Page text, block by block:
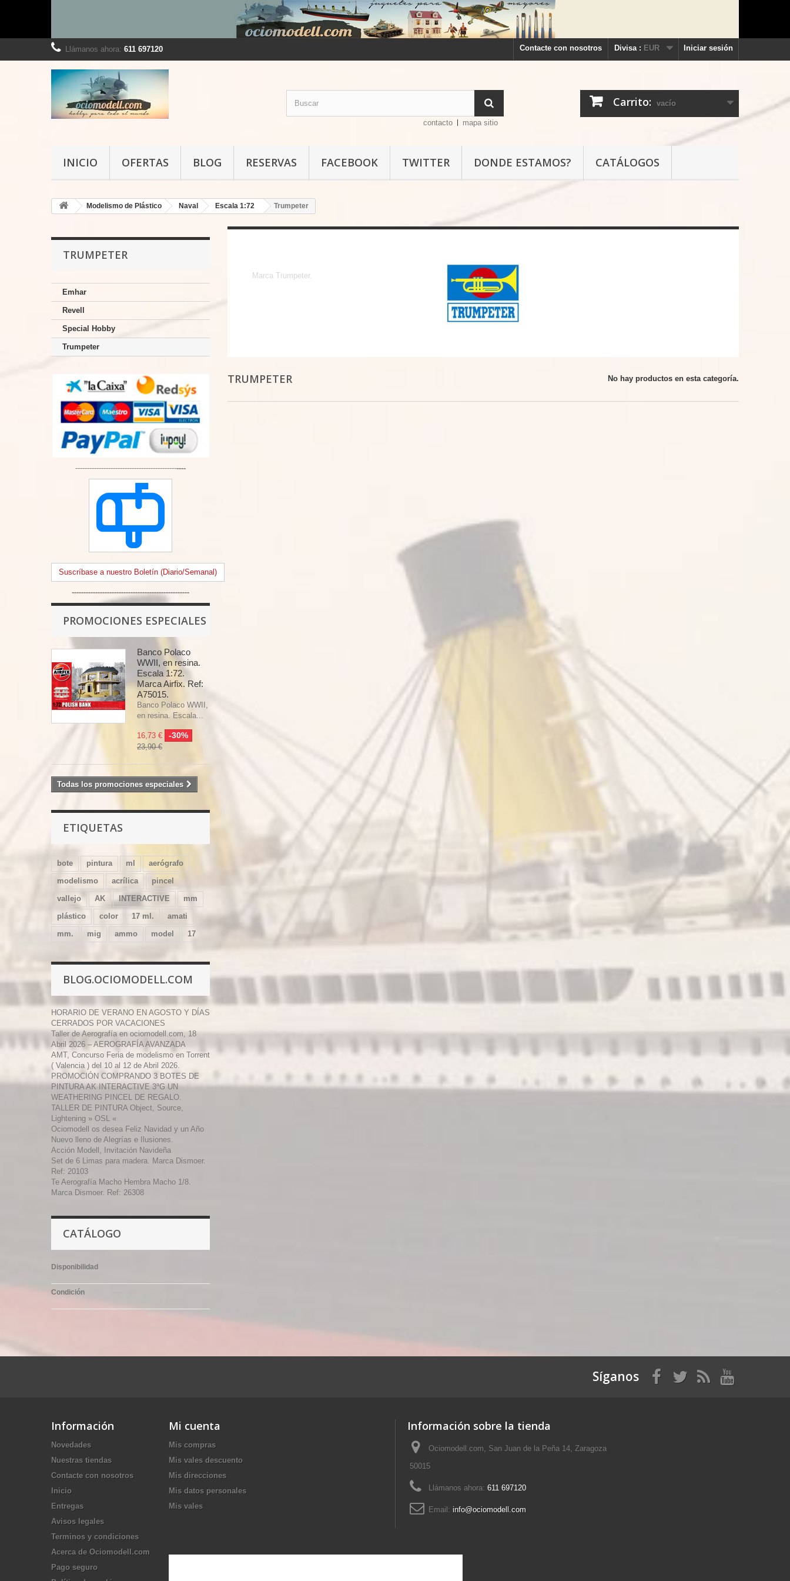
Iniciar sesión
Divisa : EUR
Contacte con nosotros
Llámanos ahora: 611 697120
Carrito: vacío
contacto mapa sitio
INICIO OFERTAS BLOG RESERVAS FACEBOOK TWITTER DONDE ESTAMOS? CATÁLOGOS
Modelismo de Plástico Naval Escala 1:72 Trumpeter
TRUMPETER
Emhar
Revell
Special Hobby
Trumpeter
-----------------------------------------------
Suscríbase a nuestro Boletín (Diario/Semanal)
--------------------------------------------------
PROMOCIONES ESPECIALES
Banco Polaco
WWII, en resina.
Escala 1:72.
Marca Airfix. Ref:
A75015.
Banco Polaco WWII,
en resina. Escala...
16,73 € -30%
23,90 €
Todas los promociones especiales
ETIQUETAS
bote pintura ml
aerógrafo
modelismo
acrílica
pincel
vallejo
AK INTERACTIVE
mm
plástico
color 17 ml.
amati
mm.
mig ammo model 17
BLOG.OCIOMODELL.COM
HORARIO DE VERANO EN AGOSTO Y DÍAS
CERRADOS POR VACACIONES
Taller de Aerografía en ociomodell.com, 18
Abril 2026 – AEROGRAFÍA AVANZADA
AMT, Concurso Feria de modelismo en Torrent
( Valencia ) del 10 al 12 de Abril 2026.
PROMOCIÓN COMPRANDO 3 BOTES DE
PINTURA AK INTERACTIVE 3ªG UN
WEATHERING PINCEL DE REGALO.
TALLER DE PINTURA Object, Source,
Lightening » OSL «
Ociomodell os desea Feliz Navidad y un Año
Nuevo lleno de Alegrías e Ilusiones.
Acción Modell, Invitación Navideña
Set de 6 Limas para madera. Marca Dismoer.
Ref: 20103
Te Aerografía Macho Hembra Macho 1/8.
Marca Dismoer. Ref: 26308
CATÁLOGO
Disponibilidad
Condición
Marca Trumpeter.
TRUMPETER No hay productos en esta categoría.
Síganos
Información
Novedades
Nuestras tiendas
Contacte con nosotros
Inicio
Entregas
Avisos legales
Terminos y condiciones
Acerca de Ociomodell.com
Pago seguro
Mi cuenta
Mis compras
Mis vales descuento
Mis direcciones
Mis datos personales
Mis vales
Información sobre la tienda
Ociomodell.com, San Juan de la Peña 14, Zaragoza
50015
Llámanos ahora: 611 697120
Email: info@ociomodell.com